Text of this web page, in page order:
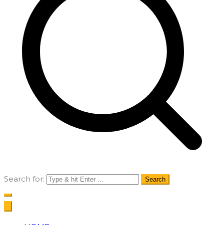
Search for: